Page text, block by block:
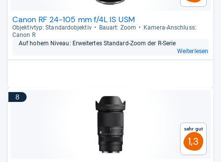
Canon RF 24-105 mm f/4L IS USM
Objek­tiv­typ: Stan­dar­d­ob­jek­tiv Bau­art: Zoom
Kamera-​Anschluss:
Canon R
Auf hohem Niveau: Erwei­ter­tes Stan­dard-​Zoom der R-​Serie
Weiterlesen
8
Sehr gut
1,3